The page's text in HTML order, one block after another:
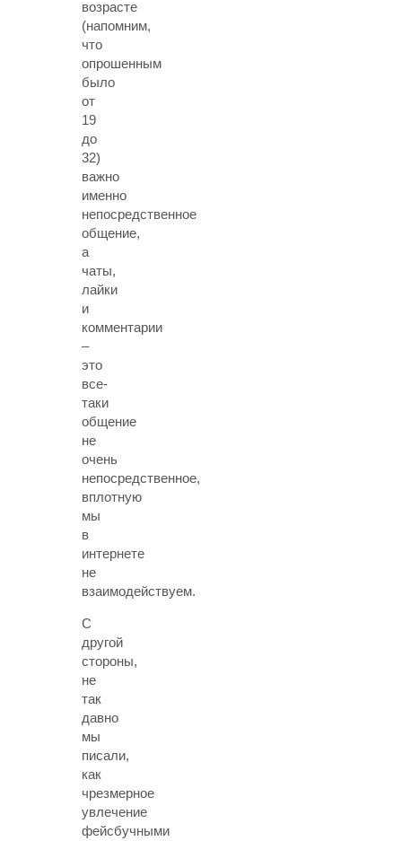
возрасте
(напомним,
что
опрошенным
было
от
19
до
32)
важно
именно
непосредственное
общение,
а
чаты,
лайки
и
комментарии
–
это
все-
таки
общение
не
очень
непосредственное,
вплотную
мы
в
интернете
не
взаимодействуем.
С
другой
стороны,
не
так
давно
мы
писали,
как
чрезмерное
увлечение
фейсбучными